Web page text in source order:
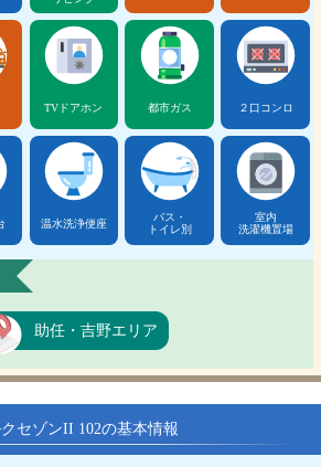
TVドアホン 都市ガス ２口コンロ
温水洗浄便座
バス・
トイレ別
室内
洗濯機置場
助任・吉野エリア
セゾンII 102の基本情報